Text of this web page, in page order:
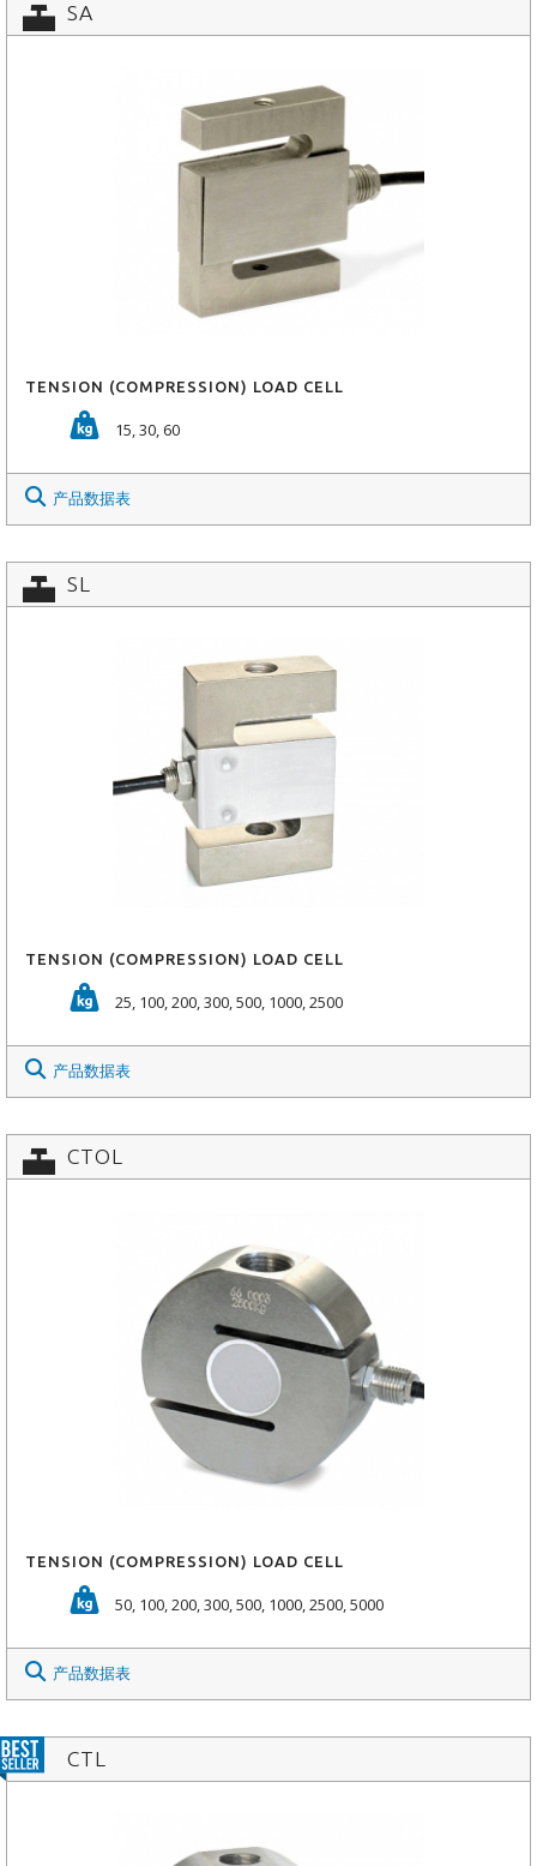
SA
TENSION (COMPRESSION) LOAD CELL
15, 30, 60
产品数据表
SL
TENSION (COMPRESSION) LOAD CELL
25, 100, 200, 300, 500, 1000, 2500
产品数据表
CTOL
TENSION (COMPRESSION) LOAD CELL
50, 100, 200, 300, 500, 1000, 2500, 5000
产品数据表
CTL